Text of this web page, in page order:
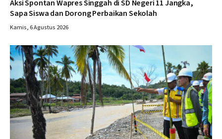
Aksi Spontan Wapres Singgah di SD Negeri 11 Jangka,
Sapa Siswa dan Dorong Perbaikan Sekolah
Kamis, 6 Agustus 2026